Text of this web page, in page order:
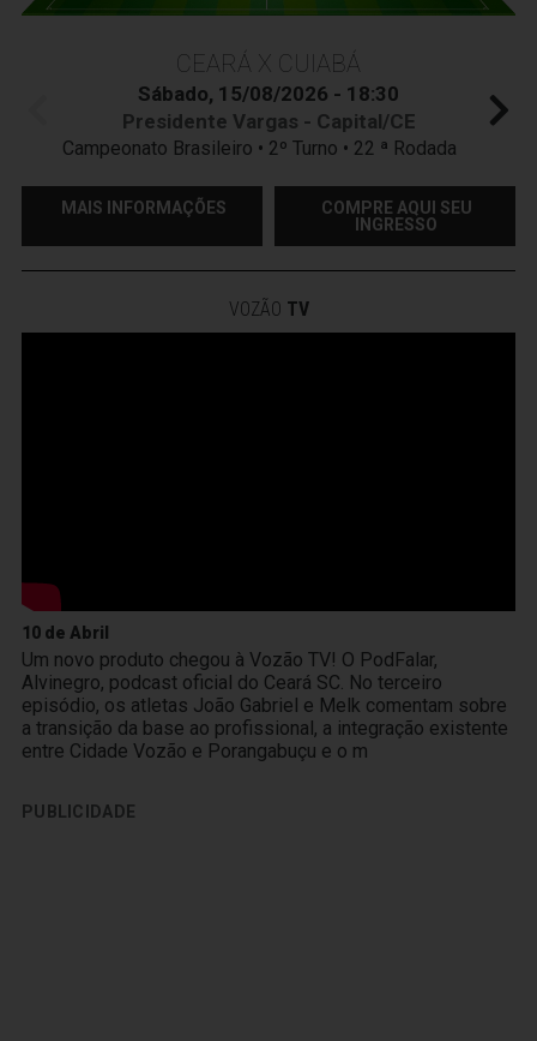
CEARÁ X CUIABÁ
Sábado, 15/08/2026 - 18:30
Presidente Vargas - Capital/CE
Campeonato Brasileiro • 2º Turno • 22 ª Rodada
MAIS INFORMAÇÕES
COMPRE AQUI SEU
INGRESSO
VOZÃO TV
10 de Abril
Um novo produto chegou à Vozão TV! O PodFalar,
Alvinegro, podcast oficial do Ceará SC. No terceiro
episódio, os atletas João Gabriel e Melk comentam sobre
a transição da base ao profissional, a integração existente
entre Cidade Vozão e Porangabuçu e o m
PUBLICIDADE